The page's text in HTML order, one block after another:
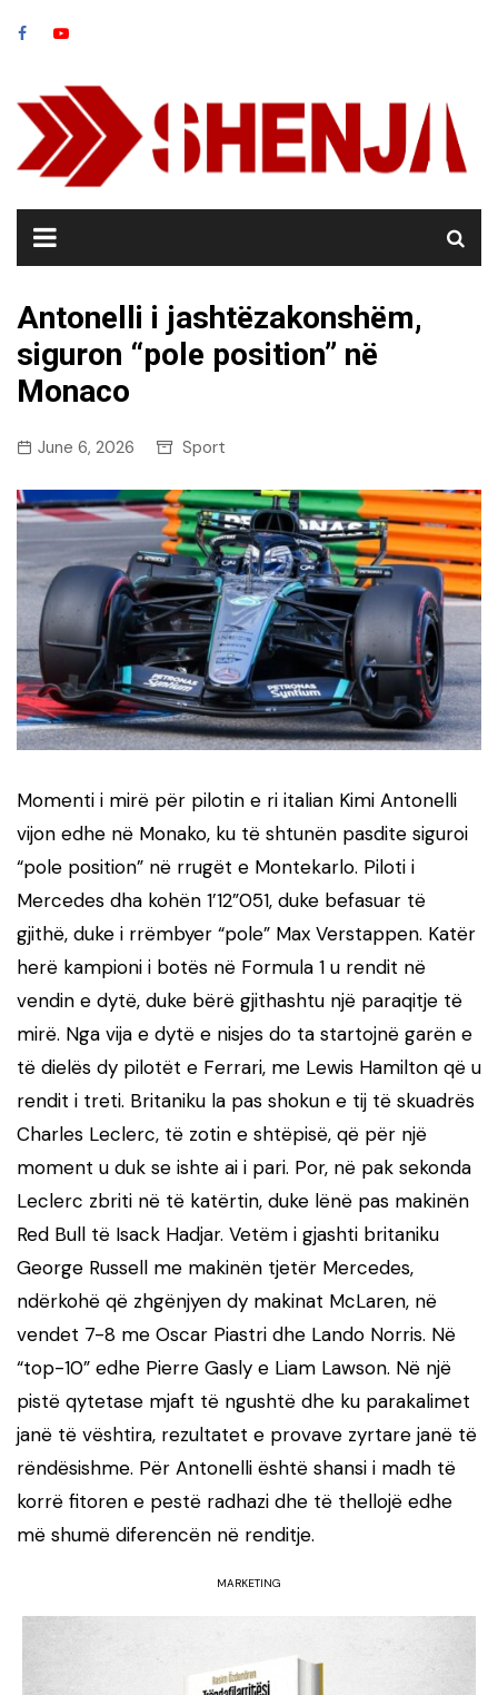
Antonelli i jashtëzakonshëm,
siguron “pole position” në
Monaco
June 6, 2026 Sport
Momenti i mirë për pilotin e ri italian Kimi Antonelli
vijon edhe në Monako, ku të shtunën pasdite siguroi
“pole position” në rrugët e Montekarlo. Piloti i
Mercedes dha kohën 1’12”051, duke befasuar të
gjithë, duke i rrëmbyer “pole” Max Verstappen. Katër
herë kampioni i botës në Formula 1 u rendit në
vendin e dytë, duke bërë gjithashtu një paraqitje të
mirë. Nga vija e dytë e nisjes do ta startojnë garën e
të dielës dy pilotët e Ferrari, me Lewis Hamilton që u
rendit i treti. Britaniku la pas shokun e tij të skuadrës
Charles Leclerc, të zotin e shtëpisë, që për një
moment u duk se ishte ai i pari. Por, në pak sekonda
Leclerc zbriti në të katërtin, duke lënë pas makinën
Red Bull të Isack Hadjar. Vetëm i gjashti britaniku
George Russell me makinën tjetër Mercedes,
ndërkohë që zhgënjyen dy makinat McLaren, në
vendet 7-8 me Oscar Piastri dhe Lando Norris. Në
“top-10” edhe Pierre Gasly e Liam Lawson. Në një
pistë qytetase mjaft të ngushtë dhe ku parakalimet
janë të vështira, rezultatet e provave zyrtare janë të
rëndësishme. Për Antonelli është shansi i madh të
korrë fitoren e pestë radhazi dhe të thellojë edhe
më shumë diferencën në renditje.
MARKETING